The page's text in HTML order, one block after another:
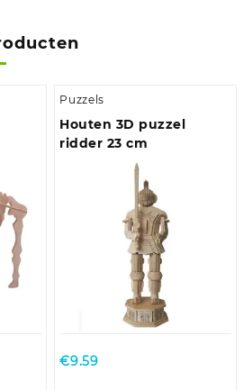
Puzzels
Houten 3D puzzel
ridder 23 cm
€9.59